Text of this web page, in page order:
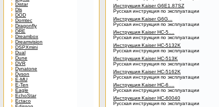
Distar
Dls
DOD
Domtec
Dragonfly
DRE
Dreambox
Dreamvision
DSPXmini
Dual
Dune
DVR
Dynatone
Dyson
E-MU
E-Ten
Eagle
EchoStar
Ectaco
Инструкция Kaiser G6E1.87SZ
Русская инструкция по эксплуатации
Инструкция Kaiser G6G...
Русская инструкция по эксплуатации
Инструкция Kaiser HC-5....
Русская инструкция по эксплуатации
Инструкция Kaiser HC-5132K
Русская инструкция по эксплуатации
Инструкция Kaiser HC-513K
Русская инструкция по эксплуатации
Инструкция Kaiser HC-5162K
Русская инструкция по эксплуатации
Инструкция Kaiser HC-6....
Русская инструкция по эксплуатации
Инструкция Kaiser HC-60040
Русская инструкция по эксплуатации